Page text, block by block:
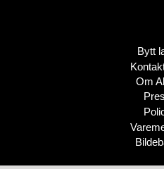
Bytt
Om